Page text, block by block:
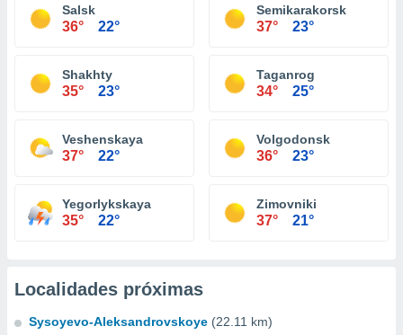
Salsk
36° 22°
Semikarakorsk
37° 23°
Shakhty
35° 23°
Taganrog
34° 25°
Veshenskaya
37° 22°
Volgodonsk
36° 23°
Yegorlykskaya
35° 22°
Zimovniki
37° 21°
Localidades próximas
Sysoyevo-Aleksandrovskoye (22.11 km)